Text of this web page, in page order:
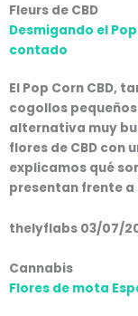
Fleurs de CBD
Desmigando el
contado
El Pop Corn CBD,
cogollos pequeños
alternativa muy
flores de CBD con
explicamos qué
presentan frente
thelyflabs 03/07/
Cannabis
Flores de mota